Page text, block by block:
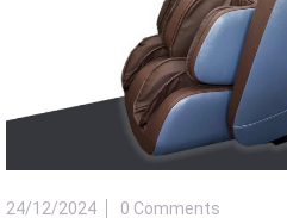
24/12/2024 0 Comments